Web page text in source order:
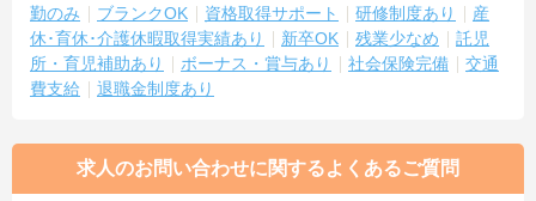
勤のみ
ブランクOK 資格取得サポート 研修制度あり
産
休･育休･介護休暇取得実績あり
新卒OK 残業少なめ
託児
所・育児補助あり
ボーナス・賞与あり 社会保険完備
交通
費支給
退職金制度あり
求人のお問い合わせに関するよくあるご質問